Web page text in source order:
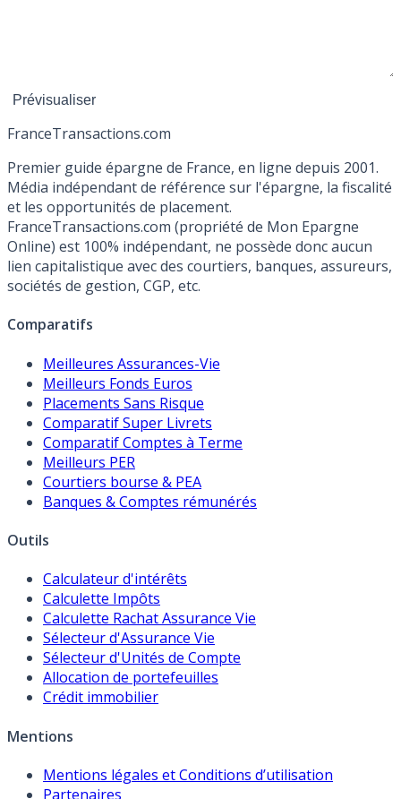
FranceTransactions.com
Premier guide épargne de France, en ligne depuis 2001.
Média indépendant de référence sur l'épargne, la fiscalité
et les opportunités de placement.
FranceTransactions.com (propriété de Mon Epargne
Online) est 100% indépendant, ne possède donc aucun
lien capitalistique avec des courtiers, banques, assureurs,
sociétés de gestion, CGP, etc.
Comparatifs
Meilleures Assurances-Vie
Meilleurs Fonds Euros
Placements Sans Risque
Comparatif Super Livrets
Comparatif Comptes à Terme
Meilleurs PER
Courtiers bourse & PEA
Banques & Comptes rémunérés
Outils
Calculateur d'intérêts
Calculette Impôts
Calculette Rachat Assurance Vie
Sélecteur d'Assurance Vie
Sélecteur d'Unités de Compte
Allocation de portefeuilles
Crédit immobilier
Mentions
Mentions légales et Conditions d’utilisation
Partenaires